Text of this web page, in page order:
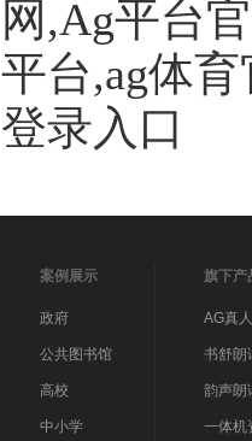
网,Ag平台
平台,ag体
登录入口
案例展示
政府
公共图书馆
高校
中小学
旗下产
AG真
书舒朗
韵声朗
一体机